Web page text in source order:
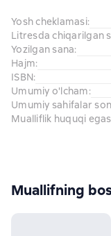
Yosh cheklamasi:
Litresda chiqarilgan
Yozilgan sana:
Hajm:
ISBN:
Umumiy o'lcham:
Umumiy sahifalar
Mualliflik huquqi
Muallifning